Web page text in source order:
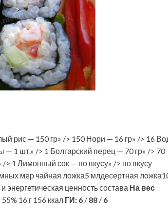
рис — 150 гр» /> 150 Нори — 16 гр» /> 16
1 шт.» /> 1 Болгарский перец — 70 гр» /> 70
> 1 Лимонный сок — по вкусу» /> по вкусу
мер чайная ложка5 млдесертная
ценность состава На вес
55% 16 г 156 ккал ГИ: 6 / 88 / 6